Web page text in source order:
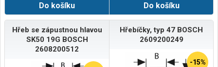
Do košíku
Do košíku
Hřeb se zápustnou hlavou
SK50 19G BOSCH
2608200512
Hřebíčky, typ 47 BOSCH
2609200249
-15%